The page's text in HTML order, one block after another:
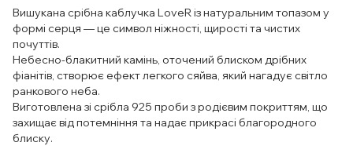
Вишукана срібна каблучка LoveR із натуральним топазом у
формі серця — це символ ніжності, щирості та чистих
почуттів.
Небесно-блакитний камінь, оточений блиском дрібних
фіанітів, створює ефект легкого сяйва, який нагадує світло
ранкового неба.
Виготовлена зі срібла 925 проби з родієвим покриттям, що
захищає від потемніння та надає прикрасі благородного
блиску.